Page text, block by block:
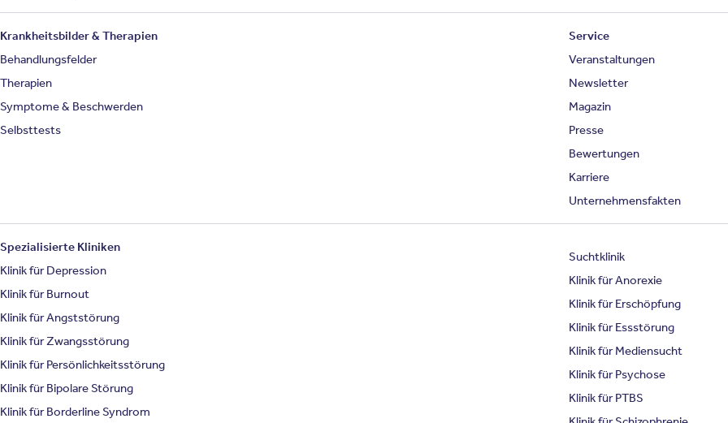
Krankheitsbilder & Therapien
Behandlungsfelder
Therapien
Symptome & Beschwerden
Selbsttests
Service
Veranstaltungen
Newsletter
Magazin
Presse
Bewertungen
Karriere
Unternehmensfakten
Spezialisierte Kliniken
Klinik für Depression
Klinik für Burnout
Klinik für Angststörung
Klinik für Zwangsstörung
Klinik für Persönlichkeitsstörung
Klinik für Bipolare Störung
Klinik für Borderline Syndrom
Suchtklinik
Klinik für Anorexie
Klinik für Erschöpfung
Klinik für Essstörung
Klinik für Mediensucht
Klinik für Psychose
Klinik für PTBS